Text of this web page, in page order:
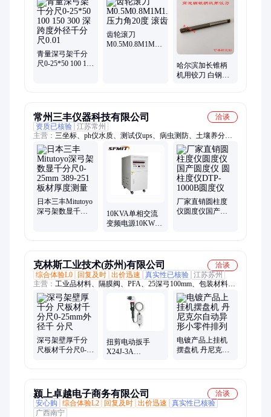
青量深弓架千分
尺0-25*50 100 150
齿轮滚刀
M0.5M0.8M1M1.5M2M2.5M3M4M5M6
哈尔滨加长锥柄
机用铰刀 白钢高
常州三丰仪器科技有限公司
洽谈
资质已核验 江苏常州
主营： 三坐标、ph仪水质、测试仪ups、病虫测防、土壤养分、
光学工具、硬度机仪、盘头齿轮、纸张纸板、性试验机、机硬度
仪、数显显微、工具测量、金相试样、液压水冷、光纤检测、热
平板法、表测量尺、显微硬度计、万能拉力试验机、轮廓仪、清
洁度检测仪、端子截面分析仪、金相磨抛机、Cod氨氮总磷总氮
日本三丰Mitutoyo
深弓架数显千分
10KVA单相交流
变频电源10KW变
厂家直销圆柱度
仪圆度仪国产圆
克林斯工业技术(苏州)有限公司
洽谈
综合体验L0
回复及时 出价迅速 真实性已核验 江苏苏州
主营： 工业品材料、隔膜阀、PFA、25深弓100mm、包装材料、
智能数显工具
深弓架壁厚千分
尺板材千分尺0-
扭剪电动扳手
X24J-3A
电镀产品上挂机
摆盘机 丹尼克尔
颍上卓越电子商务有限公司
洽谈
安心购
综合体验L2 回复及时 出价迅速
真实性已核验
广西南宁